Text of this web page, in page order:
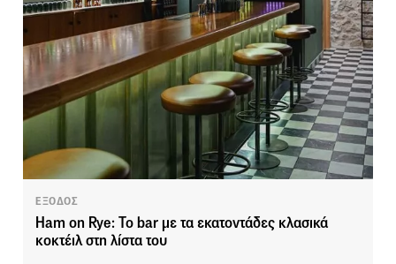
ΕΞΟΔΟΣ
Ham on Rye: Το bar με τα εκατοντάδες κλασικά
κοκτέιλ στη λίστα του